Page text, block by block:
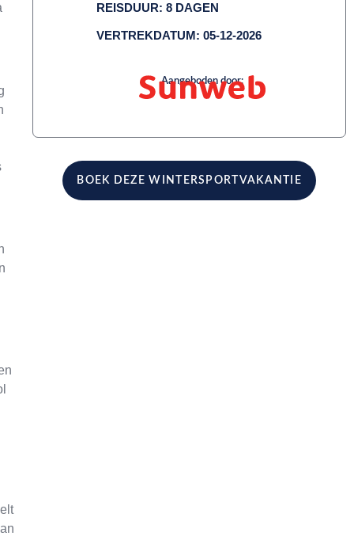
REISDUUR: 8 DAGEN
VERTREKDATUM: 05-12-2026
Aangeboden door:
BOEK DEZE WINTERSPORTVAKANTIE